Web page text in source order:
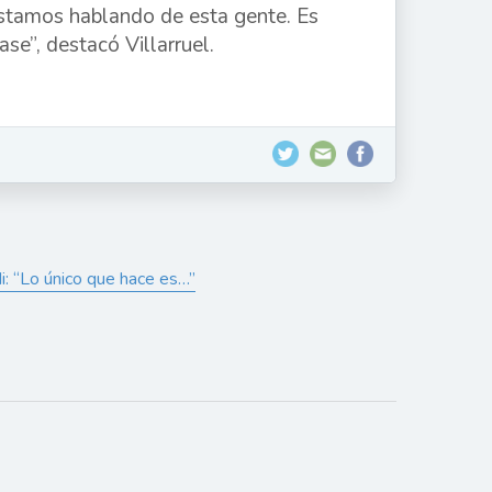
hablando de esta gente. Es
destacó Villarruel.
“Lo único que hace es…”